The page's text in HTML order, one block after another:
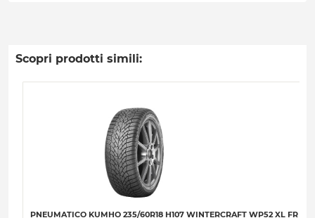
Scopri prodotti simili:
PNEUMATICO KUMHO 235/60R18 H107 WINTERCRAFT WP52 XL FR C-